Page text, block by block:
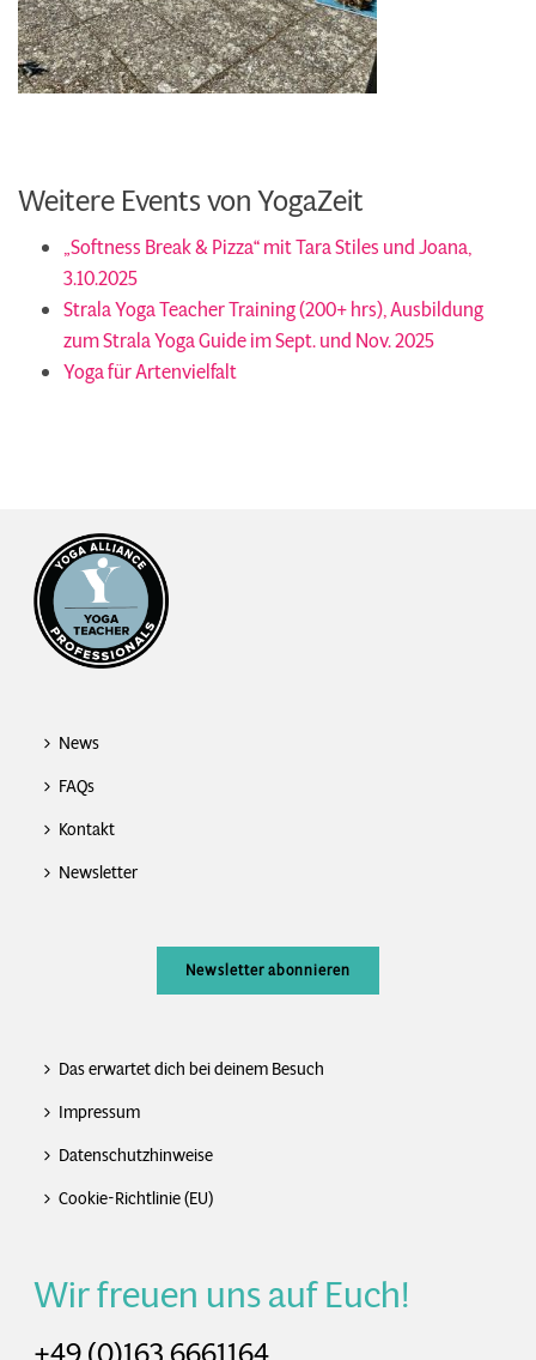
Weitere Events von YogaZeit
„Softness Break & Pizza“ mit Tara Stiles und Joana,
3.10.2025
Strala Yoga Teacher Training (200+ hrs), Ausbildung
zum Strala Yoga Guide im Sept. und Nov. 2025
Yoga für Artenvielfalt
News
FAQs
Kontakt
Newsletter
Newsletter abonnieren
Das erwartet dich bei deinem Besuch
Impressum
Datenschutzhinweise
Cookie-Richtlinie (EU)
Wir freuen uns auf Euch!